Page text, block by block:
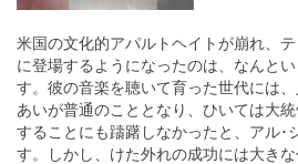
米国の文化的アパルトヘイトが崩れ、
に登場するようになったのは、なんと
す。彼の音楽を聴いて育った世代には
あいが普通のこととなり、ひいては大
することにも躊躇しなかったと、アル･
す。しかし、けた外れの成功には大き